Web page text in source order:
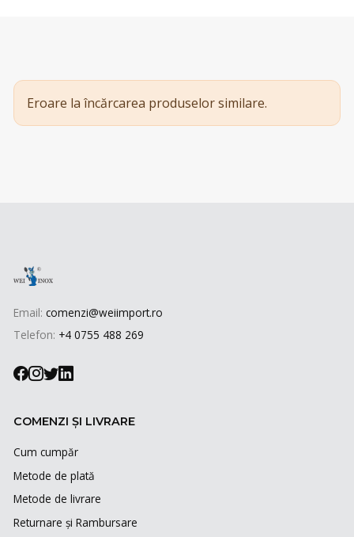
Eroare la încărcarea produselor similare.
Email: comenzi@weiimport.ro
Telefon: +4 0755 488 269
COMENZI ȘI LIVRARE
Cum cumpăr
Metode de plată
Metode de livrare
Returnare și Rambursare